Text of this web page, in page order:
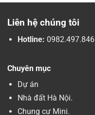
Liên hệ chúng tôi
Hotline: 0982.497.846
Chuyên mục
Dự án
Nhà đất Hà Nội.
Chung cư Mini.